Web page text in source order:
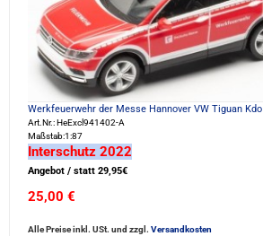
Werkfeuerwehr der Messe Hannover VW Tiguan Kdo
Art.Nr.: HeExcl941402-A
Maßstab:1:87
Interschutz 2022
Angebot / statt 29,95€
25,00 €
Alle Preise inkl. USt. und zzgl. Versandkosten